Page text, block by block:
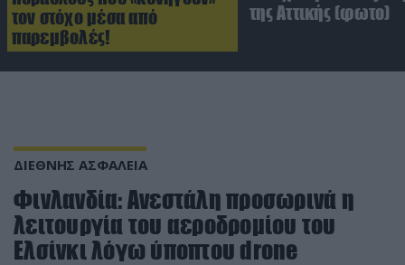
τον στόχο μέσα από
παρεμβολές!
της Αττικής (φωτο)
ΔΙΕΘΝΗΣ ΑΣΦΑΛΕΙΑ
Φινλανδία: Ανεστάλη προσωρινά η
λειτουργία του αεροδρομίου του
Ελσίνκι λόγω ύποπτου drone